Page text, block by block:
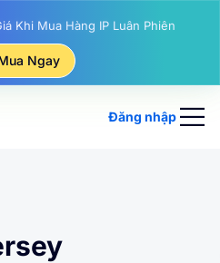
Giá Thưởng Khi Nạp Tiền
Giá Khi Mua Hàng IP Tĩnh
Ngay
Đăng nhập